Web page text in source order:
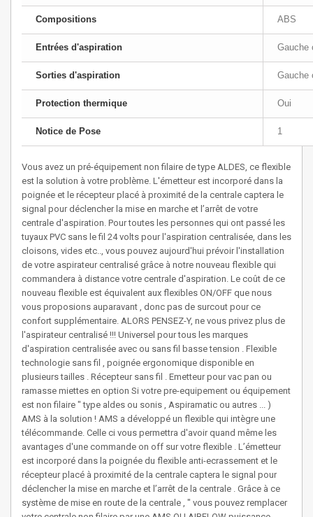
Compositions ABS
Entrées d'aspiration Gauche
Sorties d'aspiration Gauche
Protection thermique Oui
Notice de Pose 1
Vous avez un pré-équipement non filaire de type ALDES, ce flexible
est la solution à votre problème. L'émetteur est incorporé dans la
poignée et le récepteur placé à proximité de la centrale captera le
signal pour déclencher la mise en marche et l’arrêt de votre
centrale d'aspiration. Pour toutes les personnes qui ont passé les
tuyaux PVC sans le fil 24 volts pour l'aspiration centralisée, dans les
cloisons, vides etc.., vous pouvez aujourd'hui prévoir l'installation
de votre aspirateur centralisé grâce à notre nouveau flexible qui
commandera à distance votre centrale d'aspiration. Le coût de ce
nouveau flexible est équivalent aux flexibles ON/OFF que nous
vous proposions auparavant , donc pas de surcout pour ce
confort supplémentaire. ALORS PENSEZ-Y, ne vous privez plus de
l'aspirateur centralisé !!! Universel pour tous les marques
d'aspiration centralisée avec ou sans fil basse tension . Flexible
technologie sans fil , poignée ergonomique disponible en
plusieurs tailles . Récepteur sans fil . Emetteur pour vac pan ou
ramasse miettes en option Si votre pre-equipement ou équipement
est non filaire " type aldes ou sonis , Aspiramatic ou autres ... )
AMS à la solution ! AMS a développé un flexible qui intègre une
télécommande. Celle ci vous permettra d'avoir quand même les
avantages d'une commande on off sur votre flexible . L’émetteur
est incorporé dans la poignée du flexible anti-ecrassement et le
récepteur placé à proximité de la centrale captera le signal pour
déclencher la mise en marche et l’arrêt de la centrale . Grâce à ce
système de mise en route de la centrale , " vous pouvez remplacer